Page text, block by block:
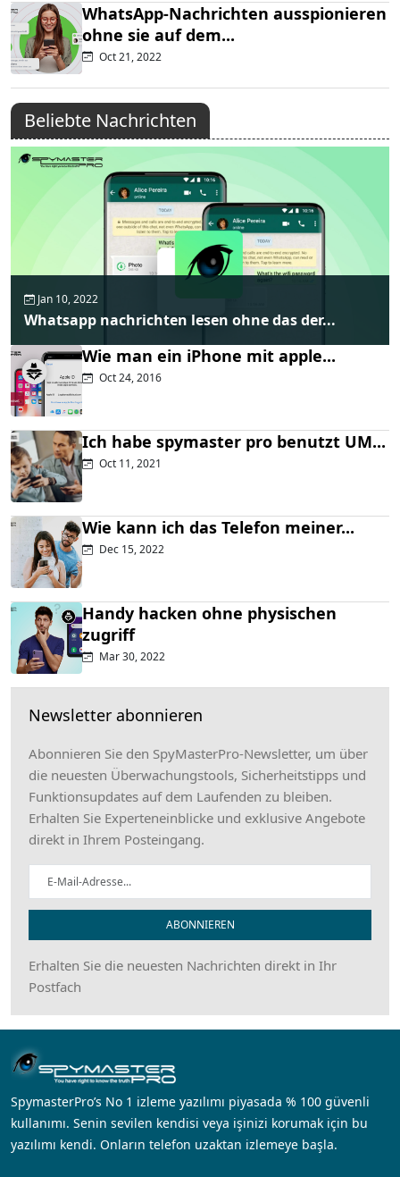
WhatsApp-Nachrichten ausspionieren
ohne sie auf dem...
Oct 21, 2022
Beliebte Nachrichten
Jan 10, 2022
Whatsapp nachrichten lesen ohne das der...
Wie man ein iPhone mit apple...
Oct 24, 2016
Ich habe spymaster pro benutzt UM...
Oct 11, 2021
Wie kann ich das Telefon meiner...
Dec 15, 2022
Handy hacken ohne physischen
zugriff
Mar 30, 2022
Newsletter abonnieren
Abonnieren Sie den SpyMasterPro-Newsletter, um über
die neuesten Überwachungstools, Sicherheitstipps und
Funktionsupdates auf dem Laufenden zu bleiben.
Erhalten Sie Experteneinblicke und exklusive Angebote
direkt in Ihrem Posteingang.
ABONNIEREN
Erhalten Sie die neuesten Nachrichten direkt in Ihr
Postfach
SpymasterPro’s No 1 izleme yazılımı piyasada % 100 güvenli
kullanımı. Senin sevilen kendisi veya işinizi korumak için bu
yazılımı kendi. Onların telefon uzaktan izlemeye başla.